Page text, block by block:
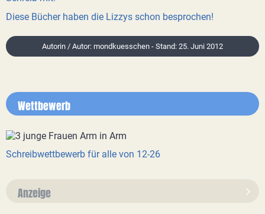
Diese Bücher haben die Lizzys schon besprochen!
Autorin / Autor: mondkuesschen - Stand: 25. Juni 2012
Wettbewerb
Schreibwettbewerb für alle von 12-26
Anzeige